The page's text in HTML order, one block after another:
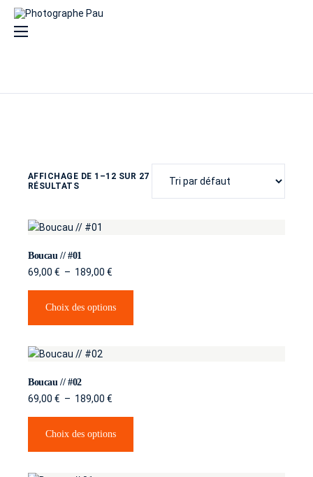
Prestations
Industrie
Portraits
Hôtellerie
Evénementiel
Abonnement photo
Transport
Drone / Prises de vue aériennes
AFFICHAGE DE 1–12 SUR 27
RÉSULTATS
Boucau // #01
69,00 € – 189,00 €
Choix des options
Boucau // #02
69,00 € – 189,00 €
Choix des options